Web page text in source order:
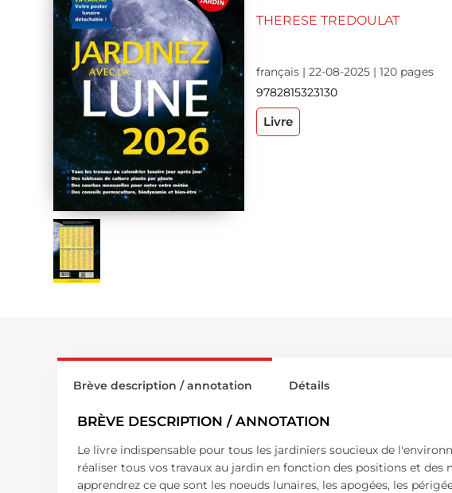
THERESE TREDOULAT
français | 22-08-2025 | 120 pages
9782815323130
Livre
Brève description / annotation
BRÈVE DESCRIPTION / ANNOTATION
Le livre indispensable pour tous les jardiniers soucieux de
réaliser tous vos travaux au jardin en fonction des positions et
apprendrez ce que sont les noeuds lunaires, les apogées, les
Détails